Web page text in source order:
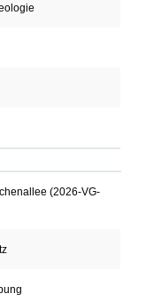
(2026-VG-